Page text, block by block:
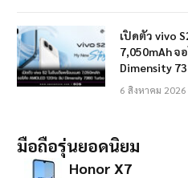
เปิดตัว vivo
7,050mAh จ
Dimensity
6 สิงหาคม 2026
มือถือรุ่นยอดนิยม
Honor X7